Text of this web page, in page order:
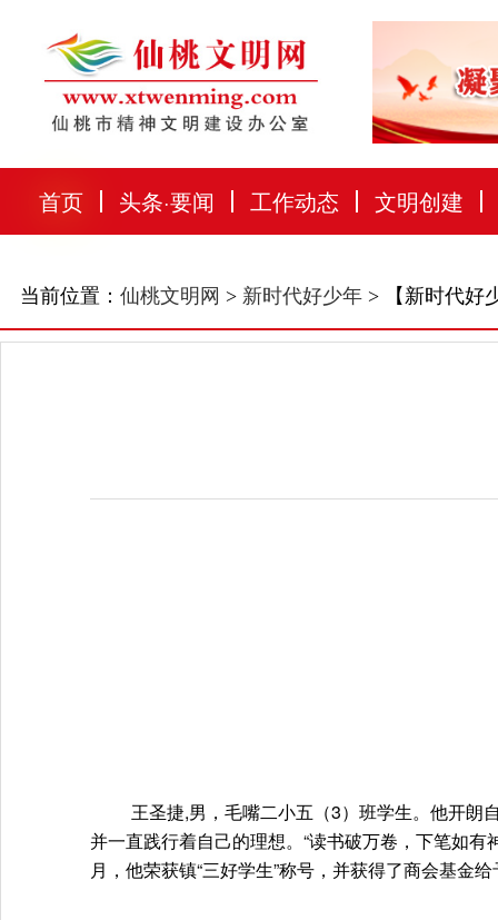
首页 头条·要闻 工作动态 文明创建
当前位置： 仙桃文明网 > 新时代好少年 > 【新时代好
王圣捷,男，毛嘴二小五（3）班学生。他开朗
并一直践行着自己的理想。 “读书破万卷，下笔如有
月，他荣获镇“三好学生”称号，并获得了商会基金